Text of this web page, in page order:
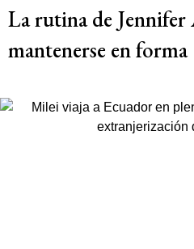
La rutina de
mantenerse en forma